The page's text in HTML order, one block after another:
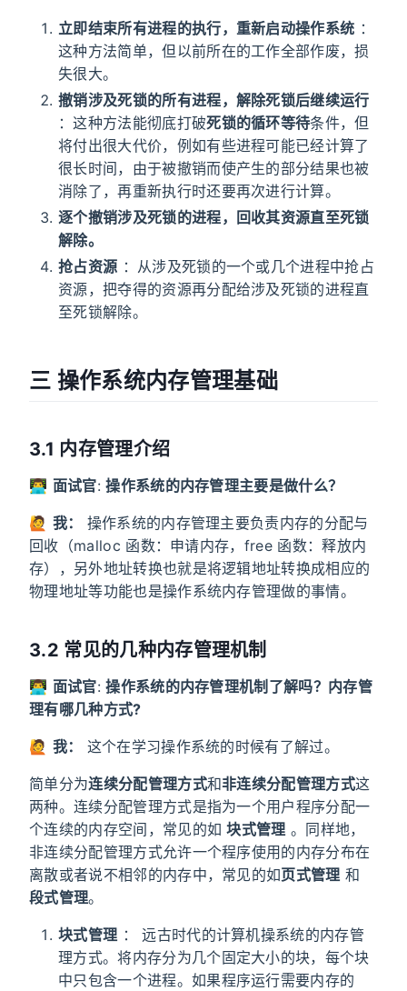
立即结束所有进程的执行，重新启动操作系统 ：
这种方法简单，但以前所在的工作全部作废，损
失很大。
撤销涉及死锁的所有进程，解除死锁后继续运行
：这种方法能彻底打破死锁的循环等待条件，但
将付出很大代价，例如有些进程可能已经计算了
很长时间，由于被撤销而使产生的部分结果也被
消除了，再重新执行时还要再次进行计算。
逐个撤销涉及死锁的进程，回收其资源直至死锁
解除。
抢占资源 ：从涉及死锁的一个或几个进程中抢占
资源，把夺得的资源再分配给涉及死锁的进程直
至死锁解除。
三 操作系统内存管理基础
3.1 内存管理介绍
👨‍💻 面试官:操作系统的内存管理主要是做什么？
🙋 我：
操作系统的内存管理主要负责内存的分配与
回收（malloc 函数：申请内存，free 函数：释放内
存），另外地址转换也就是将逻辑地址转换成相应的
物理地址等功能也是操作系统内存管理做的事情。
3.2 常见的几种内存管理机制
👨‍💻 面试官:操作系统的内存管理机制了解吗？内存管
理有哪几种方式?
🙋 我： 这个在学习操作系统的时候有了解过。
简单分为连续分配管理方式和非连续分配管理方式这
两种。连续分配管理方式是指为一个用户程序分配一
个连续的内存空间，常见的如块式管理 。同样地，
非连续分配管理方式允许一个程序使用的内存分布在
离散或者说不相邻的内存中，常见的如页式管理 和
段式管理。
块式管理 ： 远古时代的计算机操系统的内存管
理方式。将内存分为几个固定大小的块，每个块
中只包含一个进程。如果程序运行需要内存的